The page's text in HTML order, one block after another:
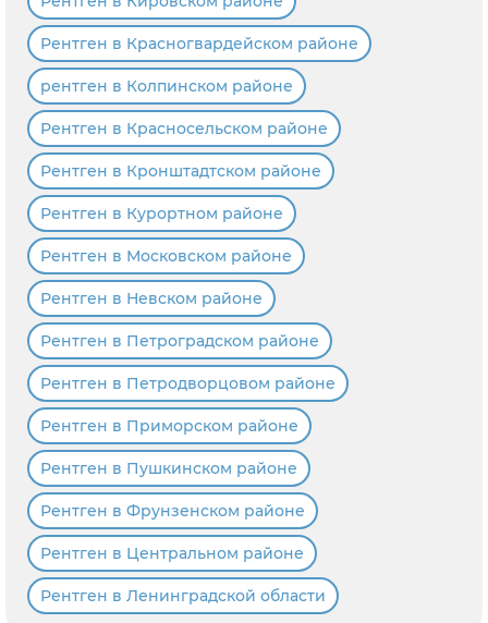
Рентген в Красногвардейском районе
рентген в Колпинском районе
Рентген в Красносельском районе
Рентген в Кронштадтском районе
Рентген в Курортном районе
Рентген в Московском районе
Рентген в Невском районе
Рентген в Петроградском районе
Рентген в Петродворцовом районе
Рентген в Приморском районе
Рентген в Пушкинском районе
Рентген в Фрунзенском районе
Рентген в Центральном районе
Рентген в Ленинградской области